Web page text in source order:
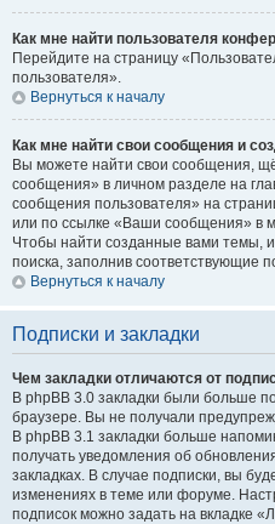
Как мне найти пользователя
Перейдите на страницу
пользователя».
Вернуться к началу
Как мне найти свои сообщения и
Вы можете найти свои сообщения,
сообщения» в личном разделе на
сообщения пользователя» на
или по ссылке «Ваши сообщения» в
Чтобы найти созданные вами темы,
поиска, заполнив соответствующие
Вернуться к началу
Подписки и закладки
Чем закладки отличаются от
В phpBB 3.0 закладки были больше
браузере. Вы не получали
В phpBB 3.1 закладки больше
получать уведомления об
закладках. В случае подписки, вы
изменениях в теме или форуме.
подписок можно задать на вкладке